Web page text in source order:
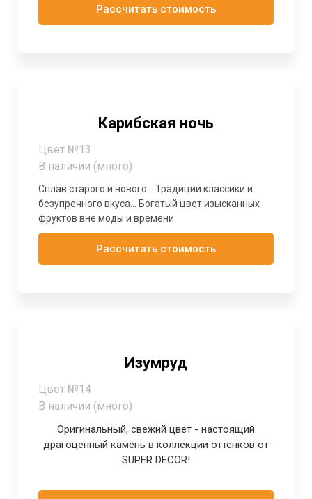
Рассчитать стоимость
Карибская ночь
Цвет №13
В наличии (много)
Сплав старого и нового... Традиции классики и
безупречного вкуса... Богатый цвет изысканных
фруктов вне моды и времени
Рассчитать стоимость
Изумруд
Цвет №14
В наличии (много)
Оригинальный, свежий цвет - настоящий
драгоценный камень в коллекции оттенков от
SUPER DECOR!